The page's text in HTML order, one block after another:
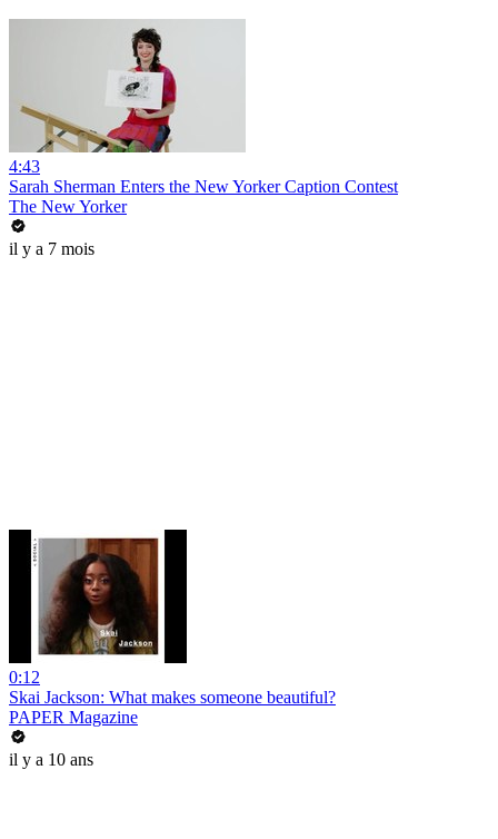
4:43
Sarah Sherman Enters the New Yorker Caption Contest
The New Yorker
il y a 7 mois
0:12
Skai Jackson: What makes someone beautiful?
PAPER Magazine
il y a 10 ans